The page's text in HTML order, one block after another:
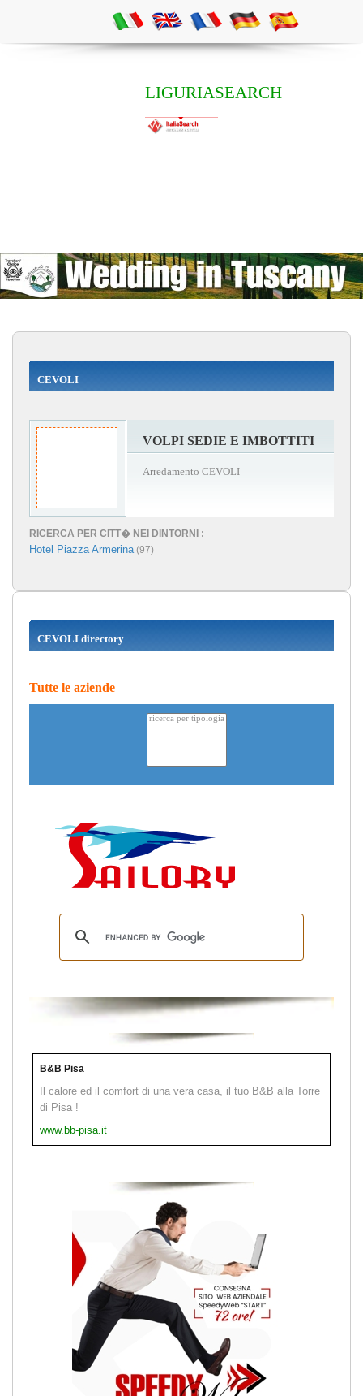
LIGURIASEARCH
CEVOLI
VOLPI SEDIE E IMBOTTITI
Arredamento CEVOLI
RICERCA PER CITT� NEI DINTORNI :
Hotel Piazza Armerina(97)
CEVOLI directory
Tutte le aziende
B&B Pisa
Il calore ed il comfort di una vera casa, il tuo B&B alla Torre
di Pisa !
www.bb-pisa.it